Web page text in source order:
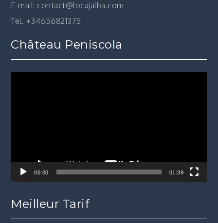
E-mail: contact@locajalba.com
Tel. +34656821375
Château Peniscola
00:00 01:39
Meilleur Tarif